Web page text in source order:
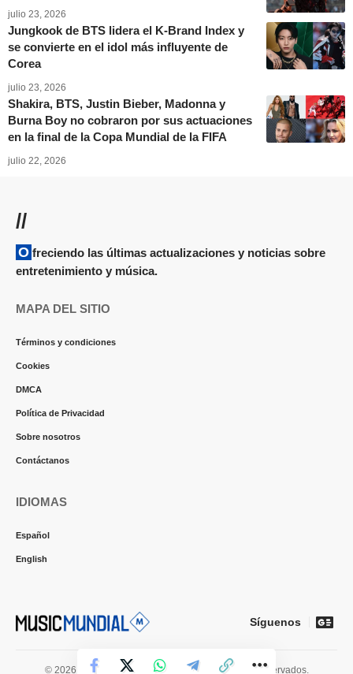
julio 23, 2026
Jungkook de BTS lidera el K-Brand Index y
se convierte en el idol más influyente de
Corea
julio 23, 2026
Shakira, BTS, Justin Bieber, Madonna y
Burna Boy no cobraron por sus actuaciones
en la final de la Copa Mundial de la FIFA
julio 22, 2026
//
Ofreciendo las últimas actualizaciones y noticias sobre
entretenimiento y música.
MAPA DEL SITIO
Términos y condiciones
Cookies
DMCA
Política de Privacidad
Sobre nosotros
Contáctanos
IDIOMAS
Español
English
Síguenos
© 2026 Music Mundial News. Todos los derechos reservados.